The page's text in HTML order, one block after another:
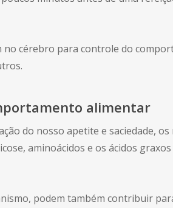
cérebro para controle do
alimentar
do nosso apetite e saciedade,
aminoácidos e os ácidos
podem também contribuir